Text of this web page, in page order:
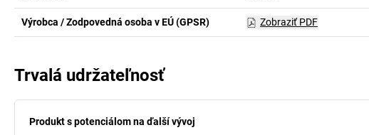
Výrobca / Zodpovedná osoba v EÚ (GPSR) Zobraziť PDF
Trvalá udržateľnosť
Produkt s potenciálom na ďalší vývoj